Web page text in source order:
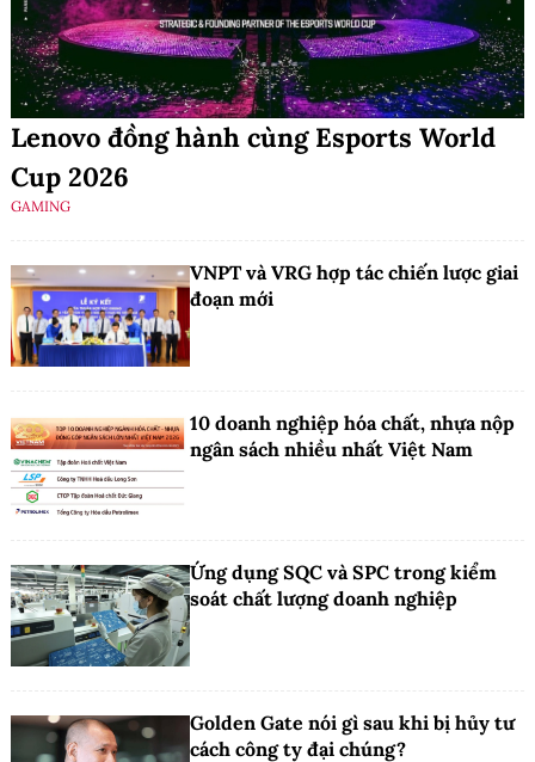
Lenovo đồng hành cùng Esports World
Cup 2026
GAMING
VNPT và VRG hợp tác chiến lược giai
đoạn mới
10 doanh nghiệp hóa chất, nhựa nộp
ngân sách nhiều nhất Việt Nam
Ứng dụng SQC và SPC trong kiểm
soát chất lượng doanh nghiệp
Golden Gate nói gì sau khi bị hủy tư
cách công ty đại chúng?